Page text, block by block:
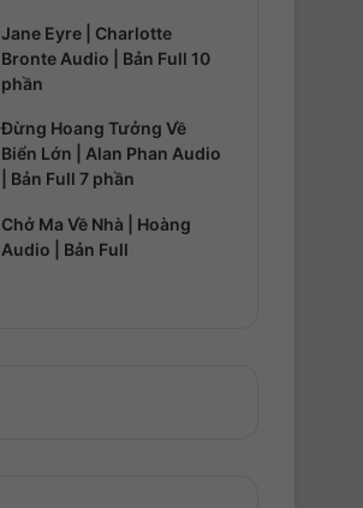
Jane Eyre | Charlotte
Bronte Audio | Bản Full 10
phần
Đừng Hoang Tưởng Về
Biển Lớn | Alan Phan Audio
| Bản Full 7 phần
Chở Ma Về Nhà | Hoàng
Audio | Bản Full